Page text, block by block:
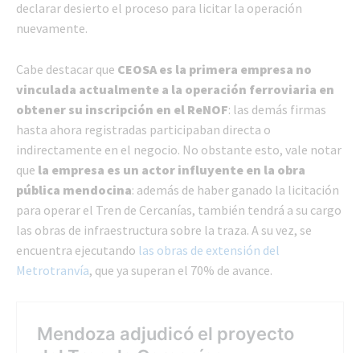
declarar desierto el proceso para licitar la operación
nuevamente.
Cabe destacar que CEOSA es la primera empresa no
vinculada actualmente a la operación ferroviaria en
obtener su inscripción en el ReNOF: las demás firmas
hasta ahora registradas participaban directa o
indirectamente en el negocio. No obstante esto, vale notar
que la empresa es un actor influyente en la obra
pública mendocina: además de haber ganado la licitación
para operar el Tren de Cercanías, también tendrá a su cargo
las obras de infraestructura sobre la traza. A su vez, se
encuentra ejecutando las obras de extensión del
Metrotranvía, que ya superan el 70% de avance.